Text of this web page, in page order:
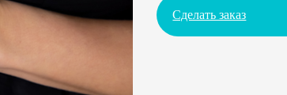
Сделать заказ